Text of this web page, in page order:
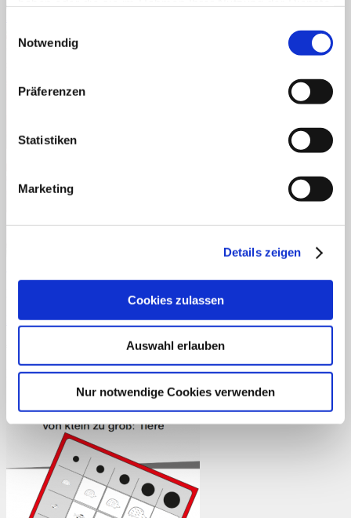
Notwendig
Präferenzen
Statistiken
Marketing
Details zeigen
Cookies zulassen
Auswahl erlauben
Nur notwendige Cookies verwenden
Mein Kalender
Enthält 7% reduzierte MwSt.